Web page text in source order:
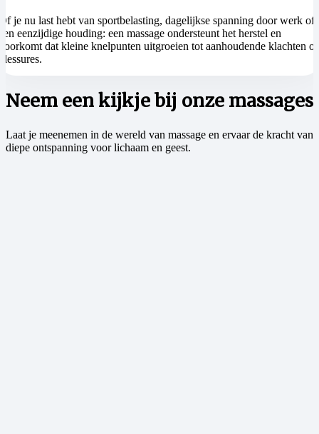
je nu last hebt van sportbelasting, dagelijkse spanning door werk of
eenzijdige houding: een massage ondersteunt het herstel en
dat kleine knelpunten uitgroeien tot aanhoudende klachten of
Neem een kijkje bij onze massages
Laat je meenemen in de wereld van massage en ervaar de kracht van
diepe ontspanning voor lichaam en geest.